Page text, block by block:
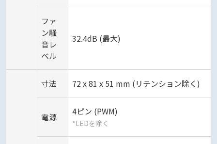
ファ
ン騒
音レ
ベル
32.4dB (最大)
寸法 72 x 81 x 51 mm (リテンション除く)
電源 4ピン (PWM)
*LEDを除く